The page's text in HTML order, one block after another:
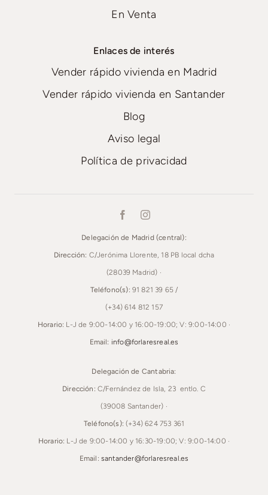
En Venta
Enlaces de interés
Vender rápido vivienda en Madrid
Vender rápido vivienda en Santander
Blog
Aviso legal
Política de privacidad
Delegación de Madrid (central):
Dirección: C/Jerónima Llorente, 18 PB local dcha
(28039 Madrid) ·
Teléfono(s): 91 821 39 65 /
(+34) 614 812 157
Horario: L-J de 9:00-14:00 y 16:00-19:00; V: 9:00-14:00 ·
Email: info@forlaresreal.es
Delegación de Cantabria:
Dirección: C/Fernández de Isla, 23 entlo. C
(39008 Santander) ·
Teléfono(s): (+34) 624 753 361
Horario: L-J de 9:00-14:00 y 16:30-19:00; V: 9:00-14:00 ·
Email: santander@forlaresreal.es